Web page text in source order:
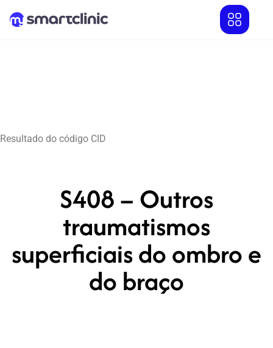
Resultado do código CID
S408 – Outros
traumatismos
superficiais do ombro e
do braço